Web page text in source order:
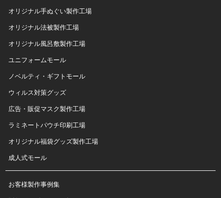
オリジナル手ぬぐい製作工場
オリジナル法被製作工場
オリジナル風呂敷製作工場
ユニフォームモール
ノベルティ・ギフトモール
ウィルス対策グッズ
広告・販促マスク製作工場
ラミネートパウチ印刷工場
オリジナル福袋グッズ製作工場
成人式モール
お客様製作事例集